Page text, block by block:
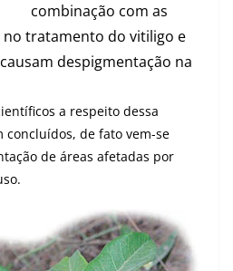
combinação com as
no tratamento do vitiligo e
despigmentação na
a respeito dessa
concluídos, de fato vem-se
de áreas afetadas por